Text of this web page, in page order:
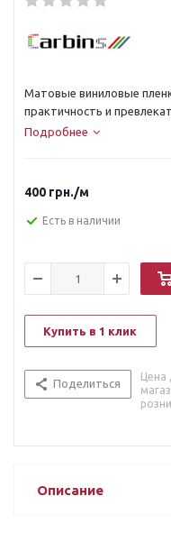
Матовые виниловые
практичность и
Это самые универсальные
Все материалы
как при установке так и в
Подробнее
400 грн./м
Есть в наличии
Купить в 1 клик
Поделиться
Описание